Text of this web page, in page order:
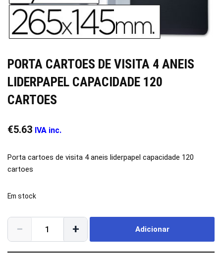
PORTA CARTOES DE VISITA 4 ANEIS
LIDERPAPEL CAPACIDADE 120
CARTOES
€5.63 IVA inc.
Porta cartoes de visita 4 aneis liderpapel capacidade 120
cartoes
Em stock
− + Adicionar